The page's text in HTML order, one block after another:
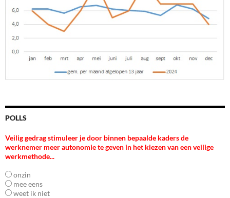
POLLS
Veilig gedrag stimuleer je door binnen bepaalde kaders de
werknemer meer autonomie te geven in het kiezen van een veilige
werkmethode...
onzin
mee eens
weet ik niet